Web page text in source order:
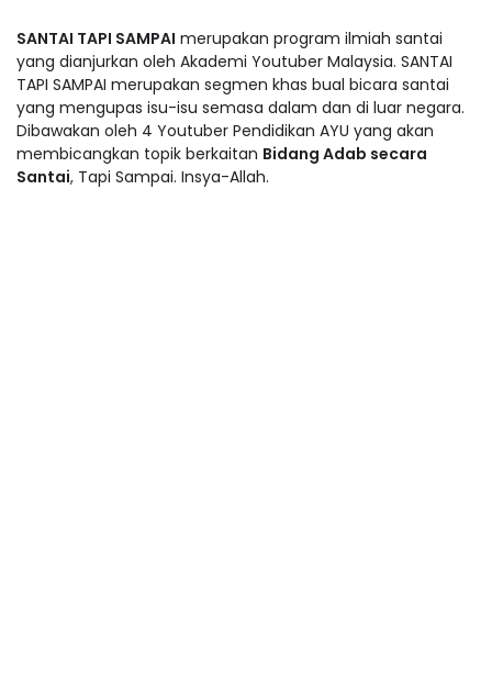
SANTAI TAPI SAMPAI merupakan program ilmiah santai
yang dianjurkan oleh Akademi Youtuber Malaysia. SANTAI
TAPI SAMPAI merupakan segmen khas bual bicara santai
yang mengupas isu-isu semasa dalam dan di luar negara.
Dibawakan oleh 4 Youtuber Pendidikan AYU yang akan
membicangkan topik berkaitan Bidang Adab secara
Santai, Tapi Sampai. Insya-Allah.